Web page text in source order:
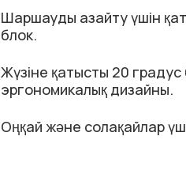
Шаршауды азайту үшін
блок.
Жүзіне қатысты 20
эргономикалық дизайны.
Оңқай және солақайлар